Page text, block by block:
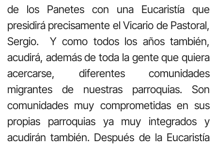
de los Panetes con una Eucaristía que
presidirá precisamente el Vicario de Pastoral,
Sergio. Y como todos los años también,
acudirá, además de toda la gente que quiera
acercarse, diferentes comunidades
migrantes de nuestras parroquias. Son
comunidades muy comprometidas en sus
propias parroquias ya muy integrados y
acudirán también. Después de la Eucaristía